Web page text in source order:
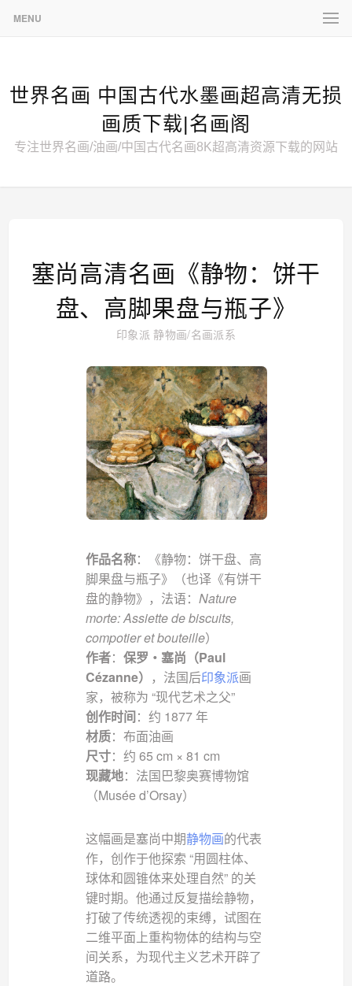
MENU
世界名画 中国古代水墨画超高清无损
画质下载|名画阁
专注世界名画/油画/中国古代名画8K超高清资源下载的网站
塞尚高清名画《静物：饼干
盘、高脚果盘与瓶子》
印象派 静物画/名画派系
作品名称：《静物：饼干盘、高
脚果盘与瓶子》（也译《有饼干
盘的静物》，法语： Nature
morte: Assiette de biscuits,
compotier et bouteille）
作者： 保罗・塞尚（Paul
Cézanne） ，法国后印象派画
家，被称为 “现代艺术之父”
创作时间：约 1877 年
材质：布面油画
尺寸：约 65 cm × 81 cm
现藏地：法国巴黎奥赛博物馆
（Musée d’Orsay）
这幅画是塞尚中期静物画的代表
作，创作于他探索 “用圆柱体、
球体和圆锥体来处理自然” 的关
键时期。他通过反复描绘静物，
打破了传统透视的束缚，试图在
二维平面上重构物体的结构与空
间关系，为现代主义艺术开辟了
道路。